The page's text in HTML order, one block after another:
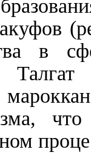
в